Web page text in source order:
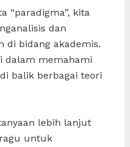
“paradigma”, kita
dan
di bidang akademis.
dalam memahami
balik berbagai teori
lebih lanjut
untuk